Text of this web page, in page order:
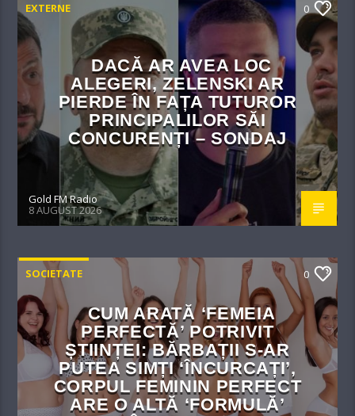
EXTERNE 0
DACĂ AR AVEA LOC
ALEGERI, ZELENSKI AR
PIERDE ÎN FAȚA TUTUROR
PRINCIPALILOR SĂI
CONCURENȚI – SONDAJ
Gold FM Radio
8 AUGUST 2026
SOCIETATE 0
CUM ARATĂ ‘FEMEIA
PERFECTĂ’ POTRIVIT
ȘTIINȚEI: BĂRBAȚII S-AR
PUTEA SIMȚI ‘ÎNCURCAȚI’,
CORPUL FEMININ PERFECT
ARE O ALTĂ ‘FORMULĂ’